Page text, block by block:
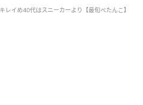
ーマ／エミ ニュウマン新
レイめ40代はスニーカーより【最旬ぺたんこ】